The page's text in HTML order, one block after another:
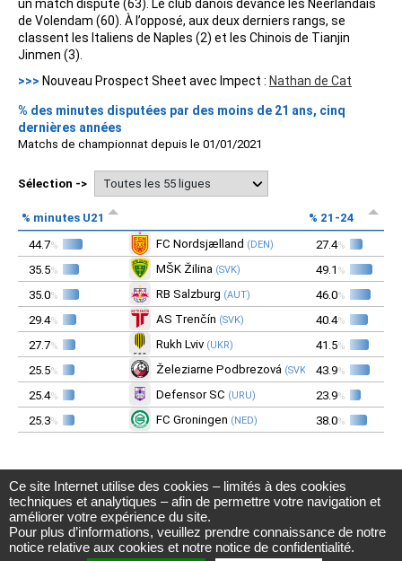
Observatoire du football CIES
Avenue DuPeyrou 1, 2000 Neuchâtel
(Suisse)
Tél. +41 (0)32 718 39 00
football.observatory@cies.ch
Ce site Internet utilise des cookies – limités à des cookies
techniques et analytiques – afin de permettre votre navigation et
améliorer votre expérience du site.
Pour plus d’informations, veuillez prendre connaissance de notre
notice relative aux cookies et notre notice de confidentialité.